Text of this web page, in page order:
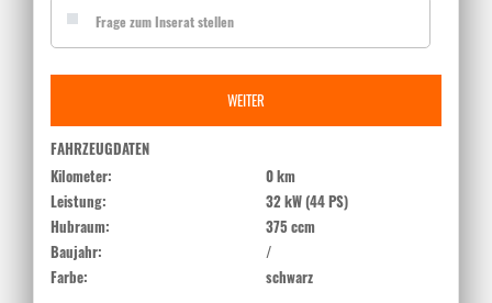
Frage zum Inserat stellen
WEITER
FAHRZEUGDATEN
Kilometer:
0 km
Leistung:
32 kW (44 PS)
Hubraum:
375 ccm
Baujahr:
/
Farbe:
schwarz